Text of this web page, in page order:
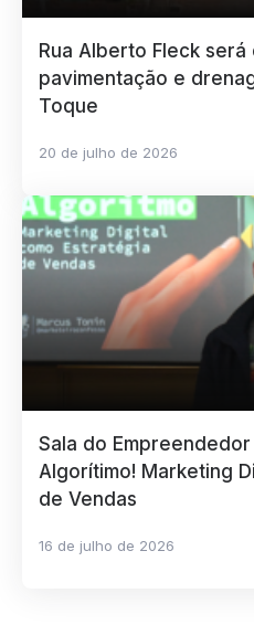
Rua Alberto Fleck
pavimentação e
Toque
20 de julho de 2026
Sala do
Algorítimo! Marketing
de Vendas
16 de julho de 2026